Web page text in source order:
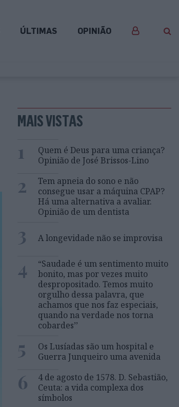
ÚLTIMAS OPINIÃO
MAIS VISTAS
1
Quem é Deus para uma criança?
Opinião de José Brissos-Lino
2
Tem apneia do sono e não
consegue usar a máquina CPAP?
Há uma alternativa a avaliar.
Opinião de um dentista
3 A longevidade não se improvisa
4
“Saudade é um sentimento muito
bonito, mas por vezes muito
despropositado. Temos muito
orgulho dessa palavra, que
achamos que nos faz especiais,
quando na verdade nos torna
cobardes’’
5
Os Lusíadas são um hospital e
Guerra Junqueiro uma avenida
6
4 de agosto de 1578. D. Sebastião,
Ceuta: a vida complexa dos
símbolos